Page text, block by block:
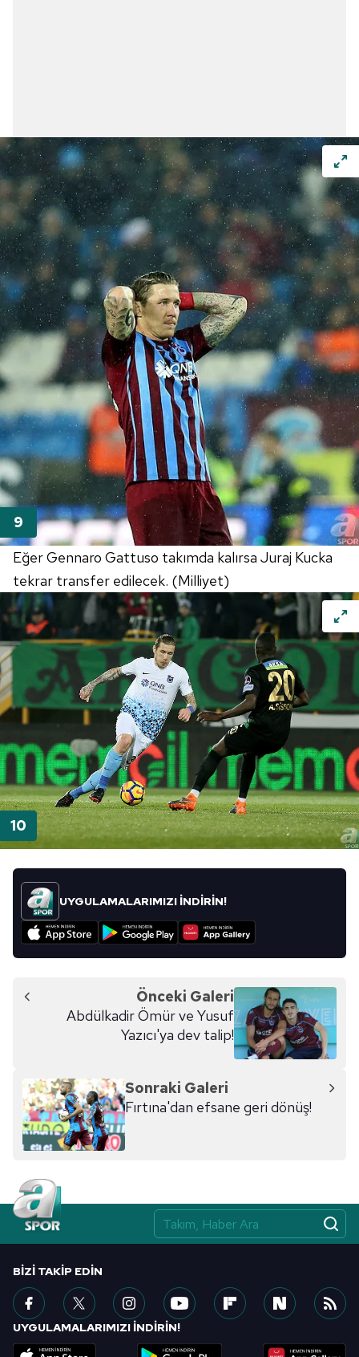
Eğer Gennaro Gattuso takımda kalırsa Juraj Kucka
tekrar transfer edilecek. (Milliyet)
UYGULAMALARIMIZI İNDİRİN!
Önceki Galeri
Abdülkadir Ömür ve Yusuf
Yazıcı'ya dev talip!
Sonraki Galeri
Fırtına'dan efsane geri dönüş!
BIZI TAKIP EDIN
UYGULAMALARIMIZI İNDİRİN!